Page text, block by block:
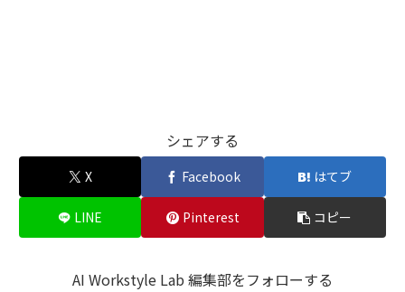
シェアする
X Facebook はてブ
LINE Pinterest コピー
AI Workstyle Lab 編集部をフォローする